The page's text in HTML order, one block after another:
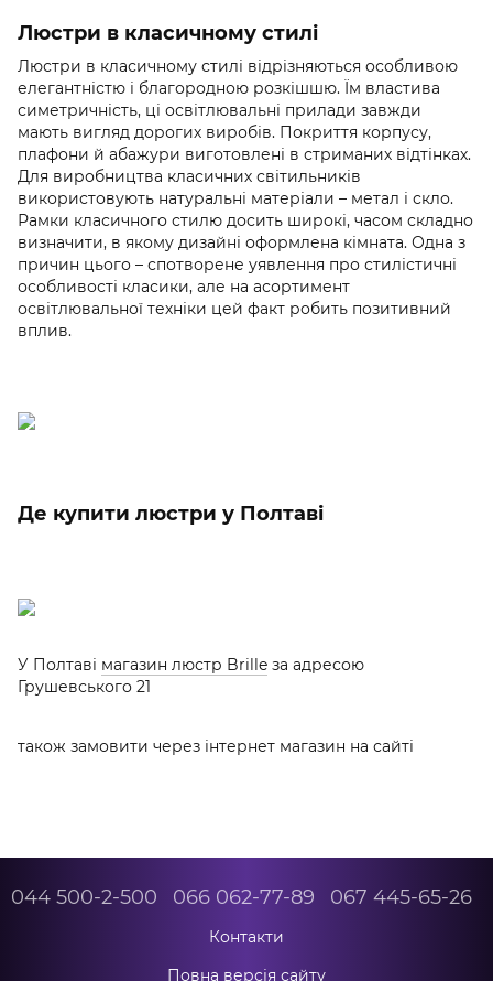
Люстри в класичному стилі
Люстри в класичному стилі відрізняються особливою
елегантністю і благородною розкішшю. Їм властива
симетричність, ці освітлювальні прилади завжди
мають вигляд дорогих виробів. Покриття корпусу,
плафони й абажури виготовлені в стриманих відтінках.
Для виробництва класичних світильників
використовують натуральні матеріали – метал і скло.
Рамки класичного стилю досить широкі, часом складно
визначити, в якому дизайні оформлена кімната. Одна з
причин цього – спотворене уявлення про стилістичні
особливості класики, але на асортимент
освітлювальної техніки цей факт робить позитивний
вплив.
Де купити люстри у Полтаві
У Полтаві магазин люстр Brille за адресою
Грушевського 21
також замовити через інтернет магазин на сайті
044 500-2-500 066 062-77-89 067 445-65-26
Контакти
Повна версія сайту